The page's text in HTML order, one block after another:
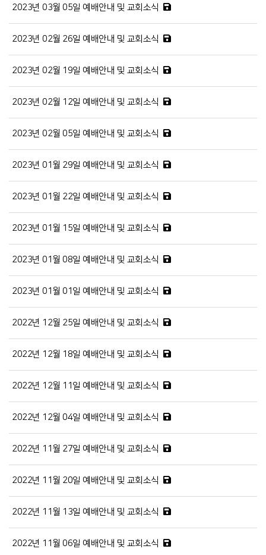
2023년 03월 05일 예배안내 및 교회소식
2023년 02월 26일 예배안내 및 교회소식
2023년 02월 19일 예배안내 및 교회소식
2023년 02월 12일 예배안내 및 교회소식
2023년 02월 05일 예배안내 및 교회소식
2023년 01월 29일 예배안내 및 교회소식
2023년 01월 22일 예배안내 및 교회소식
2023년 01월 15일 예배안내 및 교회소식
2023년 01월 08일 예배안내 및 교회소식
2023년 01월 01일 예배안내 및 교회소식
2022년 12월 25일 예배안내 및 교회소식
2022년 12월 18일 예배안내 및 교회소식
2022년 12월 11일 예배안내 및 교회소식
2022년 12월 04일 예배안내 및 교회소식
2022년 11월 27일 예배안내 및 교회소식
2022년 11월 20일 예배안내 및 교회소식
2022년 11월 13일 예배안내 및 교회소식
2022년 11월 06일 예배안내 및 교회소식